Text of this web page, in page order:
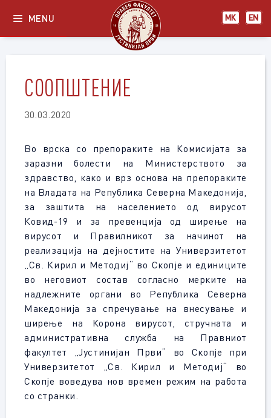
content
МК EN
MENU
СООПШТЕНИЕ
30.03.2020
Во врска со препораките на Комисијата за
заразни болести на Министерството за
здравство, како и врз основа на препораките
на Владата на Република Северна Македонија,
за заштита на населението од вирусот
Ковид-19 и за превенција од ширење на
вирусот и Правилникот за начинот на
реализација на дејностите на Универзитетот
„Св. Кирил и Методиј“ во Скопје и единиците
во неговиот состав согласно мерките на
надлежните органи во Република Северна
Македонија за спречување на внесување и
ширење на Корона вирусот, стручната и
административна служба на Правниот
факултет „Јустинијан Први“ во Скопје при
Универзитетот „Св. Кирил и Методиј“ во
Скопје воведува нов времен режим на работа
со странки.